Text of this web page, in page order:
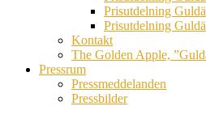
Prisutdelning
Prisutdelning
Kontakt
The Golden Apple,
Pressrum
Pressmeddelanden
Pressbilder